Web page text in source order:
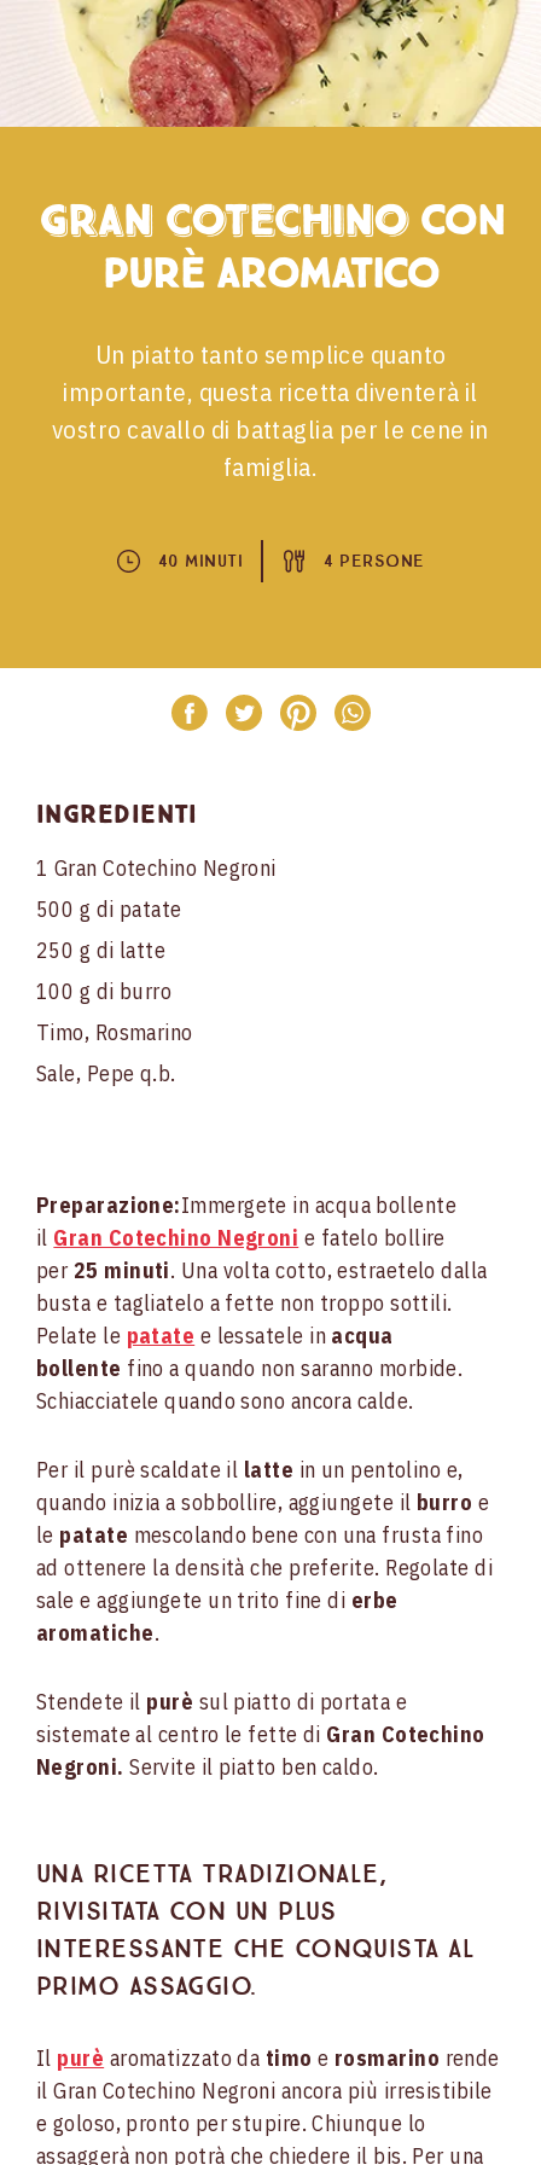
Gran Cotechino con
purè aromatico
Un piatto tanto semplice quanto
importante, questa ricetta diventerà il
vostro cavallo di battaglia per le cene in
famiglia.
40 Minuti 4 Persone
Ingredienti
1 Gran Cotechino Negroni
500 g di patate
250 g di latte
100 g di burro
Timo, Rosmarino
Sale, Pepe q.b.
Preparazione:Immergete in acqua bollente
il Gran Cotechino Negroni e fatelo bollire
per 25 minuti. Una volta cotto, estraetelo dalla
busta e tagliatelo a fette non troppo sottili.
Pelate le patate e lessatele in acqua
bollente fino a quando non saranno morbide.
Schiacciatele quando sono ancora calde.
Per il purè scaldate il latte in un pentolino e,
quando inizia a sobbollire, aggiungete il burro e
le patate mescolando bene con una frusta fino
ad ottenere la densità che preferite. Regolate di
sale e aggiungete un trito fine di erbe
aromatiche.
Stendete il purè sul piatto di portata e
sistemate al centro le fette di Gran Cotechino
Negroni.Servite il piatto ben caldo.
Una ricetta tradizionale,
rivisitata con un plus
interessante che conquista al
primo assaggio.
Il purè aromatizzato da timo e rosmarino rende
il Gran Cotechino Negroni ancora più irresistibile
e goloso, pronto per stupire. Chiunque lo
assaggerà non potrà che chiedere il bis. Per una